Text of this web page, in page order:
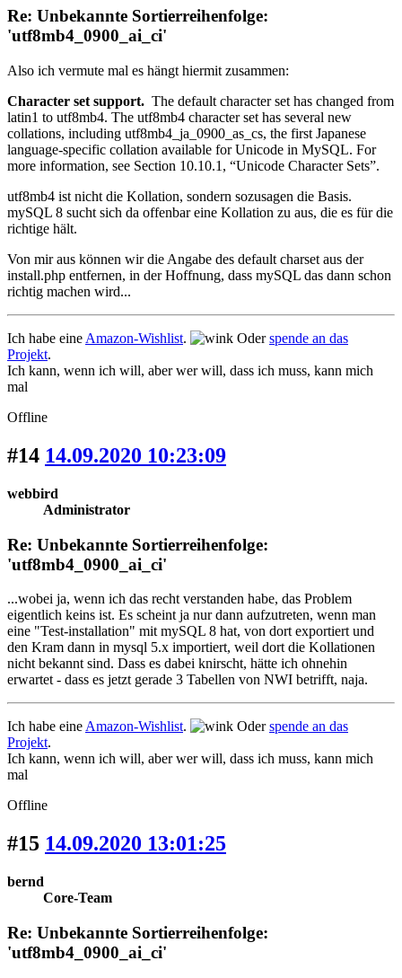
Re: Unbekannte Sortierreihenfolge:
'utf8mb4_0900_ai_ci'
Also ich vermute mal es hängt hiermit zusammen:
Character set support. The default character set has changed from
latin1 to utf8mb4. The utf8mb4 character set has several new
collations, including utf8mb4_ja_0900_as_cs, the first Japanese
language-specific collation available for Unicode in MySQL. For
more information, see Section 10.10.1, “Unicode Character Sets”.
utf8mb4 ist nicht die Kollation, sondern sozusagen die Basis.
mySQL 8 sucht sich da offenbar eine Kollation zu aus, die es für die
richtige hält.
Von mir aus können wir die Angabe des default charset aus der
install.php entfernen, in der Hoffnung, dass mySQL das dann schon
richtig machen wird...
Ich habe eine Amazon-Wishlist. Oderspende an das
Projekt.
Ich kann, wenn ich will, aber wer will, dass ich muss, kann mich
mal
Offline
#14 14.09.2020 10:23:09
webbird
Administrator
Re: Unbekannte Sortierreihenfolge:
'utf8mb4_0900_ai_ci'
...wobei ja, wenn ich das recht verstanden habe, das Problem
eigentlich keins ist. Es scheint ja nur dann aufzutreten, wenn man
eine "Test-installation" mit mySQL 8 hat, von dort exportiert und
den Kram dann in mysql 5.x importiert, weil dort die Kollationen
nicht bekannt sind. Dass es dabei knirscht, hätte ich ohnehin
erwartet - dass es jetzt gerade 3 Tabellen von NWI betrifft, naja.
Ich habe eine Amazon-Wishlist. Oderspende an das
Projekt.
Ich kann, wenn ich will, aber wer will, dass ich muss, kann mich
mal
Offline
#15 14.09.2020 13:01:25
bernd
Core-Team
Re: Unbekannte Sortierreihenfolge:
'utf8mb4_0900_ai_ci'